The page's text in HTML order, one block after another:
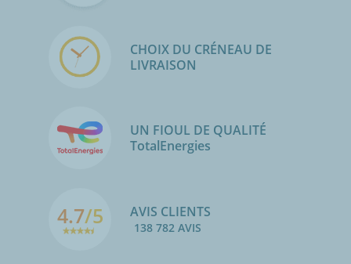
CHOIX DU CRÉNEAU DE
LIVRAISON
UN FIOUL DE QUALITÉ
TotalEnergies
4.7/5 AVIS CLIENTS
138 782 AVIS